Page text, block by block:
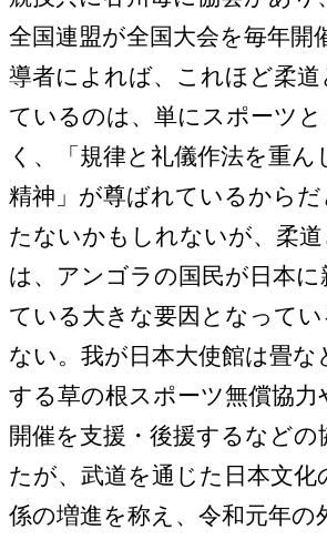
全国連盟が全国大会を毎年開
導者によれば、これほど柔道
ているのは、単にスポーツ
く、「規律と礼儀作法を重ん
精神」が尊ばれているからだ
たないかもしれないが、柔道
は、アンゴラの国民が日本に
ている大きな要因となって
ない。我が日本大使館は畳な
する草の根スポーツ無償協力
開催を支援・後援するなどの
たが、武道を通じた日本文化
係の増進を称え、令和元年の